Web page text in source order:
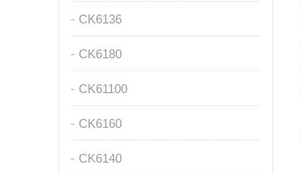
CK6136
CK6180
CK61100
CK6160
CK6140